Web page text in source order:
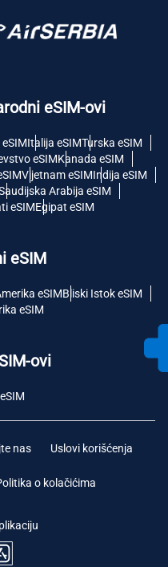
eSIM-ovi
Italija eSIMTurska eSIM
eSIMKanada eSIM
Vijetnam eSIMIndija eSIM
Arabija eSIM
eSIMEgipat eSIM
eSIM
eSIMBliski Istok eSIM
eSIM
ovi
nas Uslovi korišćenja
o kolačićima